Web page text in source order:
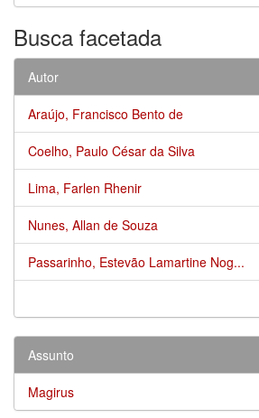
Busca facetada
Autor
Araújo, Francisco Bento de
Coelho, Paulo César da Silva
Lima, Farlen Rhenir
Nunes, Allan de Souza
Passarinho, Estevão Lamartine Nog...
Assunto
Magirus